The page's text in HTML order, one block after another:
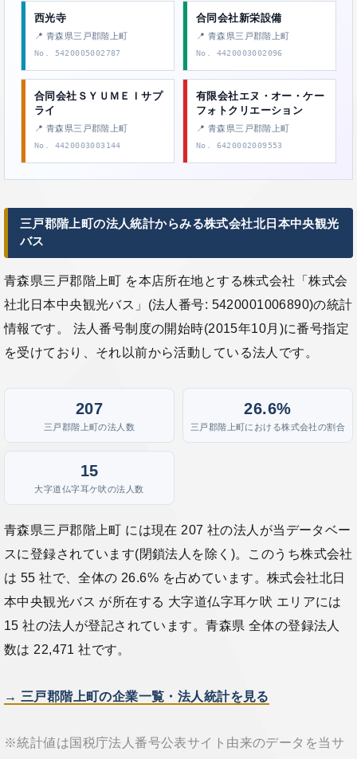
西光寺
📍 青森県三戸郡階上町
No. 5420005002787
合同会社新栄設備
📍 青森県三戸郡階上町
No. 4420003002096
合同会社ＳＹＵＭＥＩサプ
ライ
📍 青森県三戸郡階上町
No. 4420003003144
有限会社エヌ・オー・ケー
フォトクリエーション
📍 青森県三戸郡階上町
No. 6420002009553
三戸郡階上町の法人統計からみる株式会社北日本中央観光
バス
青森県三戸郡階上町 を本店所在地とする株式会社「株式会
社北日本中央観光バス」(法人番号: 5420001006890)の統計
情報です。 法人番号制度の開始時(2015年10月)に番号指定
を受けており、それ以前から活動している法人です。
207
三戸郡階上町の法人数
26.6%
三戸郡階上町における株式会社の割合
15
大字道仏字耳ケ吠の法人数
青森県三戸郡階上町 には現在 207 社の法人が当データベー
スに登録されています(閉鎖法人を除く)。このうち株式会社
は 55 社で、全体の 26.6% を占めています。株式会社北日
本中央観光バス が所在する 大字道仏字耳ケ吠 エリアには
15 社の法人が登記されています。青森県 全体の登録法人
数は 22,471 社です。
→ 三戸郡階上町の企業一覧・法人統計を見る
※統計値は国税庁法人番号公表サイト由来のデータを当サ